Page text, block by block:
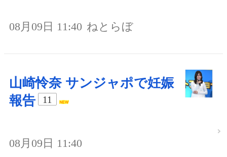
08月09日 11:40 ねとらぼ
山崎怜奈 サンジャポで妊娠
報告
11
08月09日 11:40